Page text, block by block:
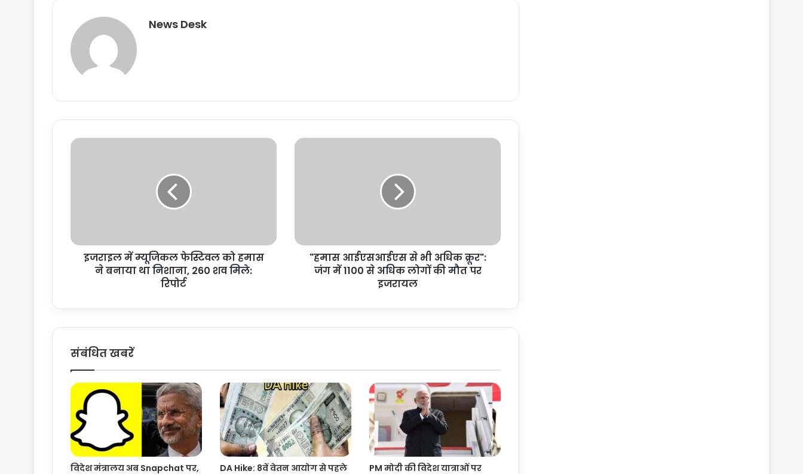
News Desk
इ
क
ल
स
ने
था
नि
शा
ना
,
इजराइल में म्‍यूजिकल फेस्टिवल को हमास
ने बनाया था निशाना, 260 शव मिले:
रिपोर्ट
"
आ
भी
र
"
:
जं
ग
में
1
1
0
"हमास आईएसआईएस से भी अधिक क्रूर":
जंग में 1100 से अधिक लोगों की मौत पर
इजरायल
संबंधित खबरें
विदेश मंत्रालय अब Snapchat पर,
DA Hike: 8वें वेतन आयोग से पहले
PM मोदी की विदेश यात्राओं पर